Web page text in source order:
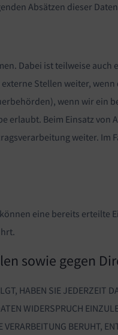
Absätzen dieser
Dabei ist teilweise
Stellen weiter,
wenn wir ein
erlaubt. Beim Einsatz
weiter. Im
eine bereits erteilte
sowie gegen
HABEN SIE JEDERZEIT
WIDERSPRUCH
BERUHT,